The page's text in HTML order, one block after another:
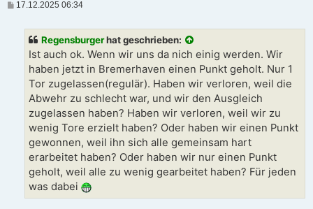
B17.12.2025 06:34
Regensburgerhat geschrieben:
Ist auch ok. Wenn wir uns da nich einig werden. Wir
haben jetzt in Bremerhaven einen Punkt geholt. Nur 1
Tor zugelassen(regulär). Haben wir verloren, weil die
Abwehr zu schlecht war, und wir den Ausgleich
zugelassen haben? Haben wir verloren, weil wir zu
wenig Tore erzielt haben? Oder haben wir einen Punkt
gewonnen, weil ihn sich alle gemeinsam hart
erarbeitet haben? Oder haben wir nur einen Punkt
geholt, weil alle zu wenig gearbeitet haben? Für jeden
was dabei